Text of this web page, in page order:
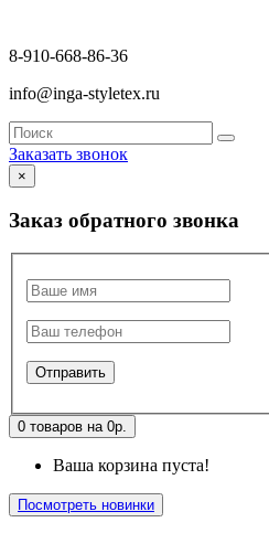
8-910-668-86-36
info@inga-styletex.ru
Заказать звонок
×
Заказ обратного звонка
0 товаров на 0р.
Ваша корзина пуста!
Посмотреть новинки